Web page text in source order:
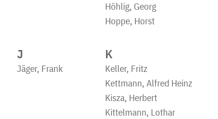
Höhlig, Georg
Hoppe, Horst
J
Jäger, Frank
K
Keller, Fritz
Kettmann, Alfred Heinz
Kisza, Herbert
Kittelmann, Lothar